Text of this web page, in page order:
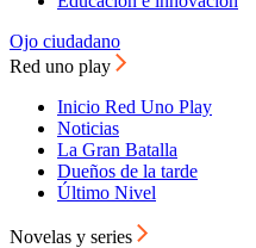
Ojo ciudadano
Red uno play
Inicio Red Uno Play
Noticias
La Gran Batalla
Dueños de la tarde
Último Nivel
Novelas y series